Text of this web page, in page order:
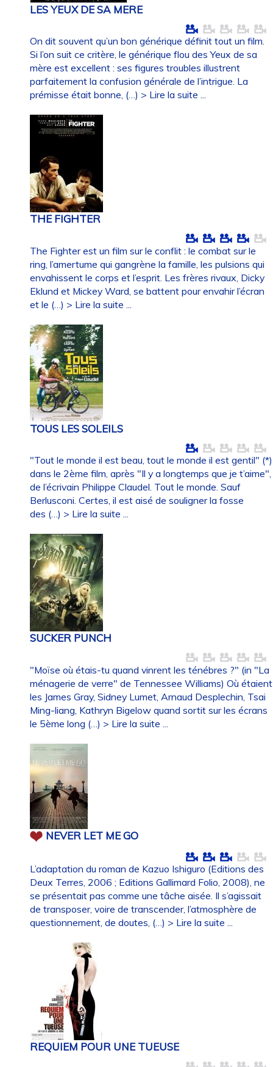
LES YEUX DE SA MERE
On dit souvent qu’un bon générique définit tout un film.
Si l’on suit ce critère, le générique flou des Yeux de sa
mère est excellent : ses figures troubles illustrent
parfaitement la confusion générale de l’intrigue. La
prémisse était bonne, (…) > Lire la suite ...
THE FIGHTER
The Fighter est un film sur le conflit : le combat sur le
ring, l’amertume qui gangrène la famille, les pulsions qui
envahissent le corps et l’esprit. Les frères rivaux, Dicky
Eklund et Mickey Ward, se battent pour envahir l’écran
et le (…) > Lire la suite ...
TOUS LES SOLEILS
"Tout le monde il est beau, tout le monde il est gentil" (*)
dans le 2ème film, après "Il y a longtemps que je t’aime",
de l’écrivain Philippe Claudel. Tout le monde. Sauf
Berlusconi. Certes, il est aisé de souligner la fosse
des (…) > Lire la suite ...
SUCKER PUNCH
"Moïse où étais-tu quand vinrent les ténébres ?" (in "La
ménagerie de verre" de Tennessee Williams) Où étaient
les James Gray, Sidney Lumet, Arnaud Desplechin, Tsai
Ming-liang, Kathryn Bigelow quand sortit sur les écrans
le 5ème long (…) > Lire la suite ...
NEVER LET ME GO
L’adaptation du roman de Kazuo Ishiguro (Editions des
Deux Terres, 2006 ; Editions Gallimard Folio, 2008), ne
se présentait pas comme une tâche aisée. Il s’agissait
de transposer, voire de transcender, l’atmosphère de
questionnement, de doutes, (…) > Lire la suite ...
REQUIEM POUR UNE TUEUSE